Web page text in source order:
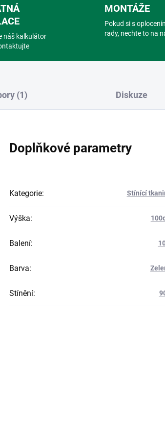
náš kalkulátor
MONTÁŽE
Pokud si s
rady, nechte to na
(1) Diskuze
Doplňkové parametry
Kategorie: Stínící
Výška:
Balení:
Barva:
Stínění: